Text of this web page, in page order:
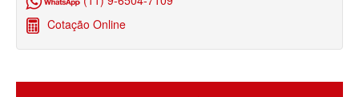
SANTA HELENA PLANO DE SAÚDE INFANTIL
SÃO CRISTOVÃO PLANO DE SAÚDE INFANTIL
SÃO MIGUEL PLANO DE SAÚDE INFANTIL
Cotação Online